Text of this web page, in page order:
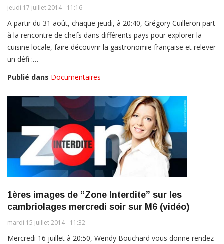
jeudi 17 juillet 2014 - 11:16
A partir du 31 août, chaque jeudi, à 20:40, Grégory Cuilleron part
à la rencontre de chefs dans différents pays pour explorer la
cuisine locale, faire découvrir la gastronomie française et relever
un défi :…
Publié dans Documentaires
1ères images de “Zone Interdite” sur les
cambriolages mercredi soir sur M6 (vidéo)
mardi 15 juillet 2014 - 11:32
Mercredi 16 juillet à 20:50, Wendy Bouchard vous donne rendez-